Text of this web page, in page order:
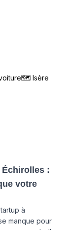
🗺 Isère
:
votre
à
manque pour